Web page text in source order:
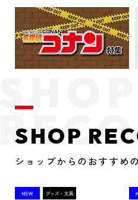
SHOP
ショップからのおすすめ